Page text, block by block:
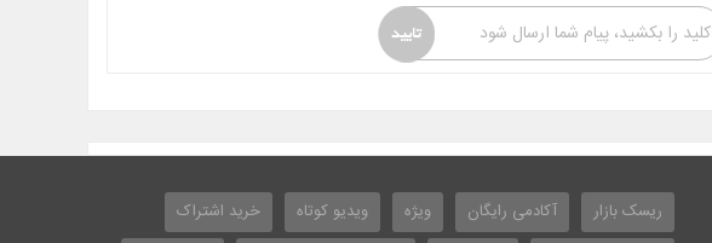
کلید را بکشید، پیام شما ارسال شود
ریسک بازار آکادمی رایگان ویژه ویدیو کوتاه
خرید اشتراک